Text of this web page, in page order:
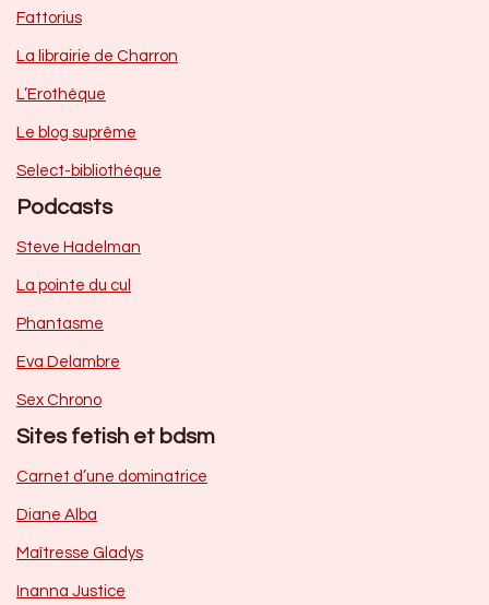
Fattorius
La librairie de Charron
L’Erothèque
Le blog suprême
Select-bibliothèque
Podcasts
Steve Hadelman
La pointe du cul
Phantasme
Eva Delambre
Sex Chrono
Sites fetish et bdsm
Carnet d’une dominatrice
Diane Alba
Maîtresse Gladys
Inanna Justice